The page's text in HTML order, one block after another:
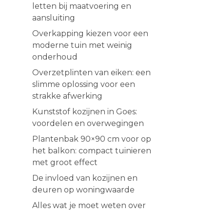
letten bij maatvoering en
aansluiting
Overkapping kiezen voor een
moderne tuin met weinig
onderhoud
Overzetplinten van eiken: een
slimme oplossing voor een
strakke afwerking
Kunststof kozijnen in Goes:
voordelen en overwegingen
Plantenbak 90×90 cm voor op
het balkon: compact tuinieren
met groot effect
De invloed van kozijnen en
deuren op woningwaarde
Alles wat je moet weten over